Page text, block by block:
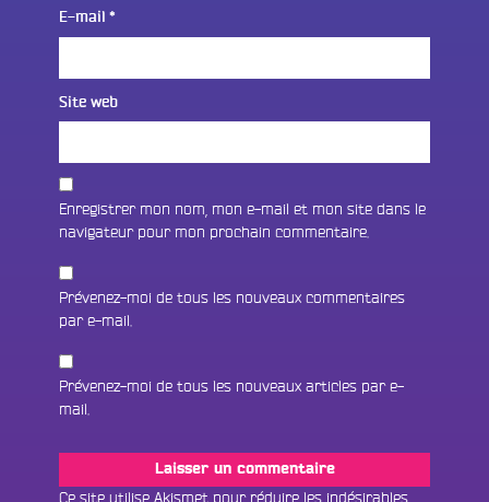
E-mail *
Site web
Enregistrer mon nom, mon e-mail et mon site dans le
navigateur pour mon prochain commentaire.
Prévenez-moi de tous les nouveaux commentaires
par e-mail.
Prévenez-moi de tous les nouveaux articles par e-
mail.
Ce site utilise Akismet pour réduire les indésirables.